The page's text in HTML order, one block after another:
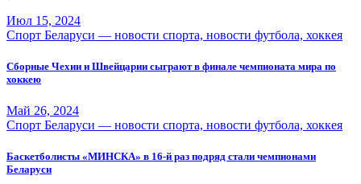
Июл 15, 2024
Спорт Беларуси — новости спорта, новости футбола, хоккея
Сборные Чехии и Швейцарии сыграют в финале чемпионата мира по
хоккею
Май 26, 2024
Спорт Беларуси — новости спорта, новости футбола, хоккея
Баскетболисты «МИНСКА» в 16-й раз подряд стали чемпионами
Беларуси